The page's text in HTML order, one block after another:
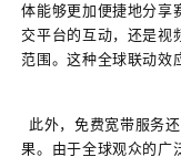
体能够更加便捷地分享
交平台的互动，还是视
范围。这种全球联动效
此外，免费宽带服务
果。由于全球观众的广